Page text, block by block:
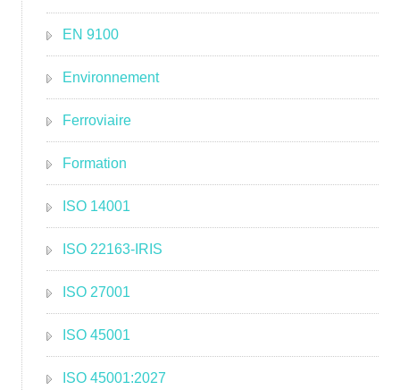
EN 9100
Environnement
Ferroviaire
Formation
ISO 14001
ISO 22163-IRIS
ISO 27001
ISO 45001
ISO 45001:2027